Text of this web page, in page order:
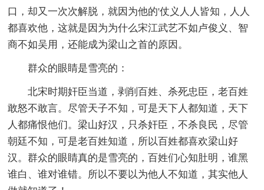
口，却又一次次解脱，就因为他的'仗义人人皆知，人人
都喜欢他，这就是因为为什么宋江武艺不如卢俊义、智
商不如吴用，还能成为梁山之首的原因。
群众的眼睛是雪亮的：
北宋时期奸臣当道，剥削百姓、杀死忠臣，老百姓
敢怒不敢言。尽管天子不知，可是天下人都知道，天下
人都痛恨他们。梁山好汉，只杀奸臣，不杀良民，尽管
朝廷不知，可是老百姓知道，所以百姓都喜欢梁山好
汉。群众的眼睛真的是雪亮的，百姓们心知肚明，谁黑
谁白、谁对谁错。所以不要以为他人不知道，其实他人